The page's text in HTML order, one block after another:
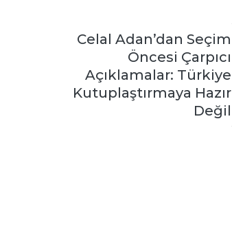
Celal Adan’dan Seçim
Öncesi Çarpıcı
Açıklamalar: Türkiye
Kutuplaştırmaya Hazır
Değil